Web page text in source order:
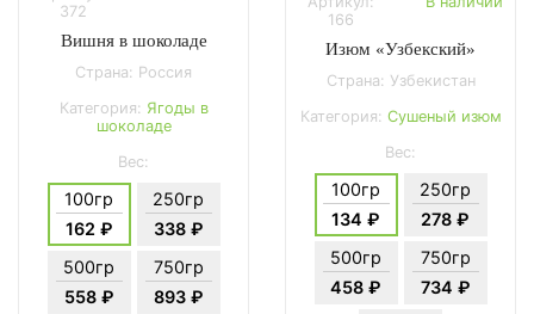
372
Вишня в шоколаде
Страна: Россия
Категория: Ягоды в
шоколаде
Вес:
100гр
162 ₽
250гр
338 ₽
500гр
558 ₽
750гр
893 ₽
166
Изюм «Узбекский»
Страна: Узбекистан
Категория: Сушеный изюм
Вес:
100гр
134 ₽
250гр
278 ₽
500гр
458 ₽
750гр
734 ₽